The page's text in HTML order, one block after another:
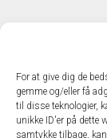
For at give dig de
gemme og/eller få
til disse teknologier,
unikke ID'er på dette
samtykke tilbage,